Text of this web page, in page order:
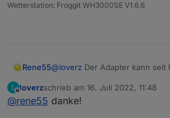
Wetterstation: Froggit WH3000SE V1.6.6
Rene55@loverz Der Adapter kann seit
Für den ersten Kontakt mit dem
könnte man folgendes
L
Offline
loverzschrieb am 16. Juli 2022, 11:48
zuletzt editiert von
@rene55 danke!